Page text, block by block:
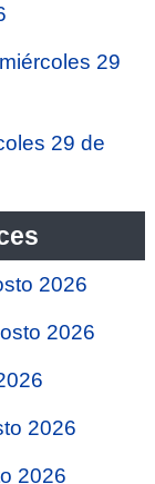
29
29 de
2026
2026
2026
2026